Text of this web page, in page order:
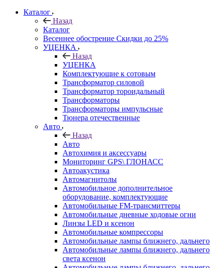
Каталог
Назад
Каталог
Весеннее обострение Скидки до 25%
УЦЕНКА
Назад
УЦЕНКА
Комплектующие к сотовым
Трансформатор силовой
Трансформатор тороидальный
Трансформаторы
Трансформаторы импульсные
Тюнера отечественные
Авто
Назад
Авто
Автохимия и аксессуары
Мониторинг GPS\ ГЛОНАСС
Автоакустика
Автомагнитолы
Автомобильное дополнительное
оборудование, комплектующие
Автомобильные FM-трансмиттеры
Автомобильные дневные ходовые огни
Линзы LED и ксенон
Автомобильные компрессоры
Автомобильные лампы ближнего, дальнего
Автомобильные лампы ближнего, дальнего
света ксенон